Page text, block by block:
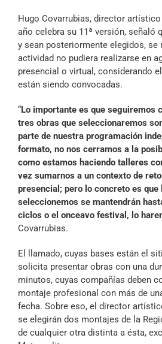
Hugo Covarrubias, director
año celebra su 11ª versión, señaló
y sean posteriormente elegidos, se
actividad no pudiera realizarse en
presencial o virtual, considerando
están siendo convocadas.
“Lo importante es que seguiremos
tres obras que seleccionaremos
parte de nuestra programación
formato, no nos cerramos a la
como estamos haciendo talleres
vez sumarnos a un contexto de
presencial; pero lo concreto es que
seleccionemos se mantendrán
ciclos o el onceavo festival, lo
Covarrubias.
El llamado, cuyas bases están el
solicita presentar obras con una
minutos, cuyas compañías deben
montaje profesional con más de
fecha. Sobre eso, el director
se elegirán dos montajes de la
de cualquier otra distinta a ésta,